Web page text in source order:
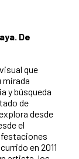
De
que
mirada
y búsqueda
de
desde
el
en 2011